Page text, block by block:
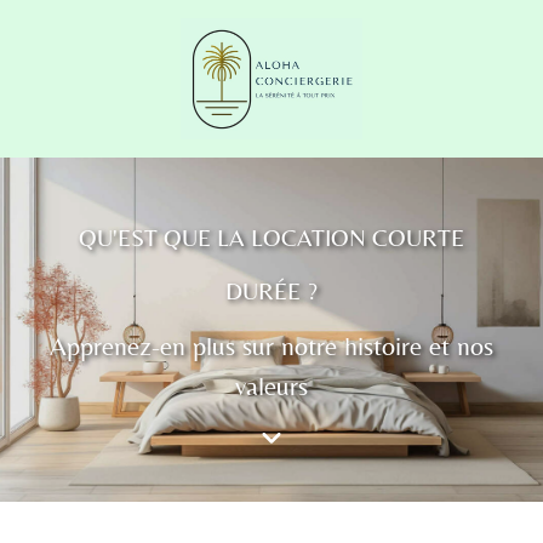
QU'EST QUE LA LOCATION COURTE
DURÉE ?
Apprenez-en plus sur notre histoire et nos
valeurs